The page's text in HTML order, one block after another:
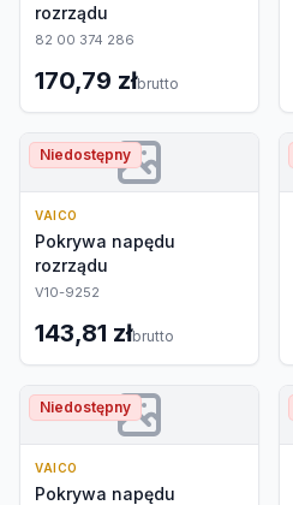
rozrządu
82 00 374 286
170,79 złbrutto
Niedostępny
VAICO
Pokrywa napędu
rozrządu
V10-9252
143,81 złbrutto
Niedostępny
VAICO
Pokrywa napędu